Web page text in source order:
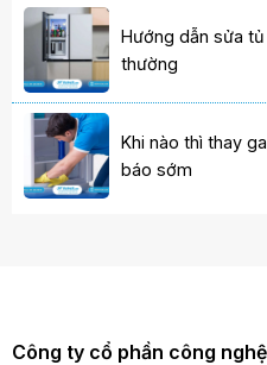
Hướng dẫn sửa
thường
Khi nào thì thay
báo sớm
Công ty cổ phần công